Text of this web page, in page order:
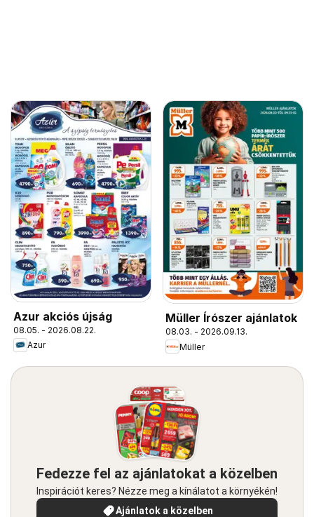
Azur akciós újság
08.05. - 2026.08.22.
Azur
Müller Írószer ajánlatok
08.03. - 2026.09.13.
Müller
Fedezze fel az ajánlatokat a közelben
Inspirációt keres? Nézze meg a kínálatot a környékén!
Ajánlatok a közelben